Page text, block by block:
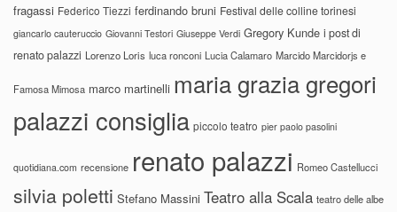
fragassi Federico Tiezzi ferdinando bruni Festival delle colline torinesi
giancarlo cauteruccio Giovanni Testori Giuseppe Verdi Gregory Kunde i post di
renato palazzi Lorenzo Loris luca ronconi Lucia Calamaro Marcido Marcidorjs e
Famosa Mimosa marco martinelli maria grazia gregori
palazzi consiglia piccolo teatro pier paolo pasolini
quotidiana.com recensione renato palazzi Romeo Castellucci
silvia poletti Stefano Massini Teatro alla Scala teatro delle albe